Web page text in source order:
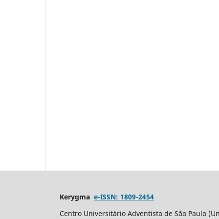
Kerygma e-ISSN: 1809-2454
Centro Universitário Adventista de São Paulo